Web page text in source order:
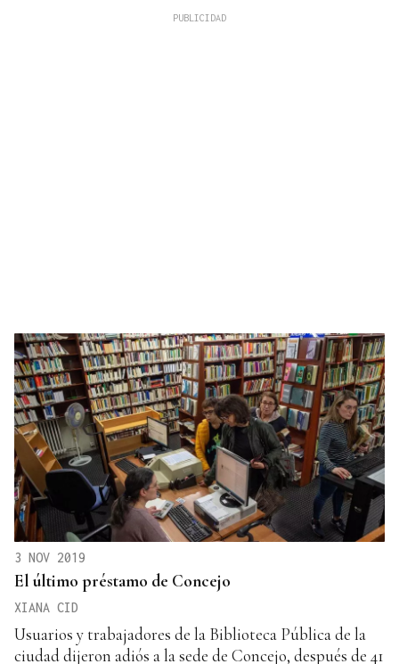
3 NOV 2019
El último préstamo de Concejo
XIANA CID
Usuarios y trabajadores de la Biblioteca Pública de la
ciudad dijeron adiós a la sede de Concejo, después de 41